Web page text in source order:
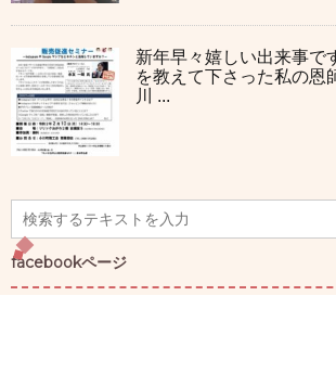
新年早々嬉しい出来事で
を教えて下さった私の恩
川 ...
facebookページ